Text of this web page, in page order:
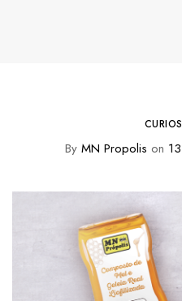
By MN Propolis on